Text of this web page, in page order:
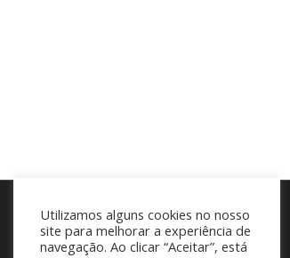
Utilizamos alguns cookies no nosso
site para melhorar a experiência de
navegação. Ao clicar “Aceitar”, está